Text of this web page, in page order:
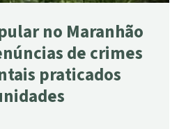
no Maranhão
de crimes
praticados